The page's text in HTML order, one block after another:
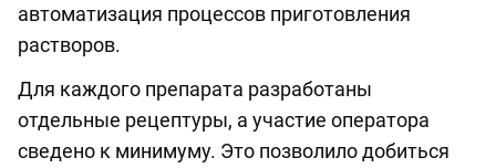
автоматизация процессов приготовления
растворов.
Для каждого препарата разработаны
отдельные рецептуры, а участие оператора
сведено к минимуму. Это позволило добиться